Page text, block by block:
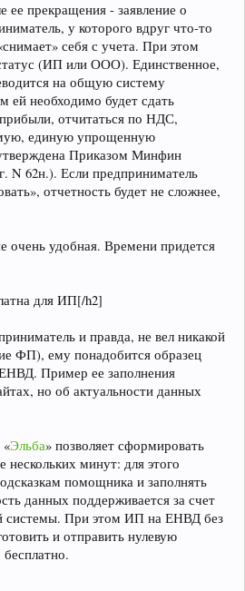
ее прекращения - заявление о
у которого вдруг что-то
себя с учета. При этом
(ИП или ООО). Единственное,
на общую систему
ей необходимо будет сдать
отчитаться по НДС,
единую упрощенную
Приказом Минфин
N 62н.). Если предприниматель
отчетность будет не сложнее,
очень удобная. Времени придется
для ИП[/h2]
и правда, не вел никакой
ФП), ему понадобится образец
Пример ее заполнения
но об актуальности данных
«Эльба» позволяет сформировать
минут: для этого
помощника и заполнять
данных поддерживается за счет
системы. При этом ИП на ЕНВД без
и отправить нулевую